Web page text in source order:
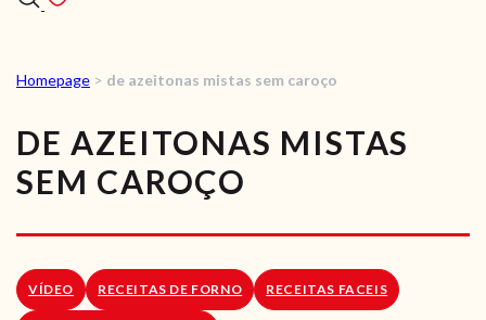
RECEITAS
VÍDEOS
RECEITAS VEGGIE
LOJA ONLINE
Homepage > de azeitonas mistas sem caroço
DE AZEITONAS MISTAS
SEM CAROÇO
VÍDEO RECEITAS DE FORNO RECEITAS FACEIS